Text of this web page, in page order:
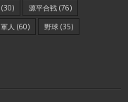
(30) 源平合戦 (76)
軍人 (60) 野球 (35)